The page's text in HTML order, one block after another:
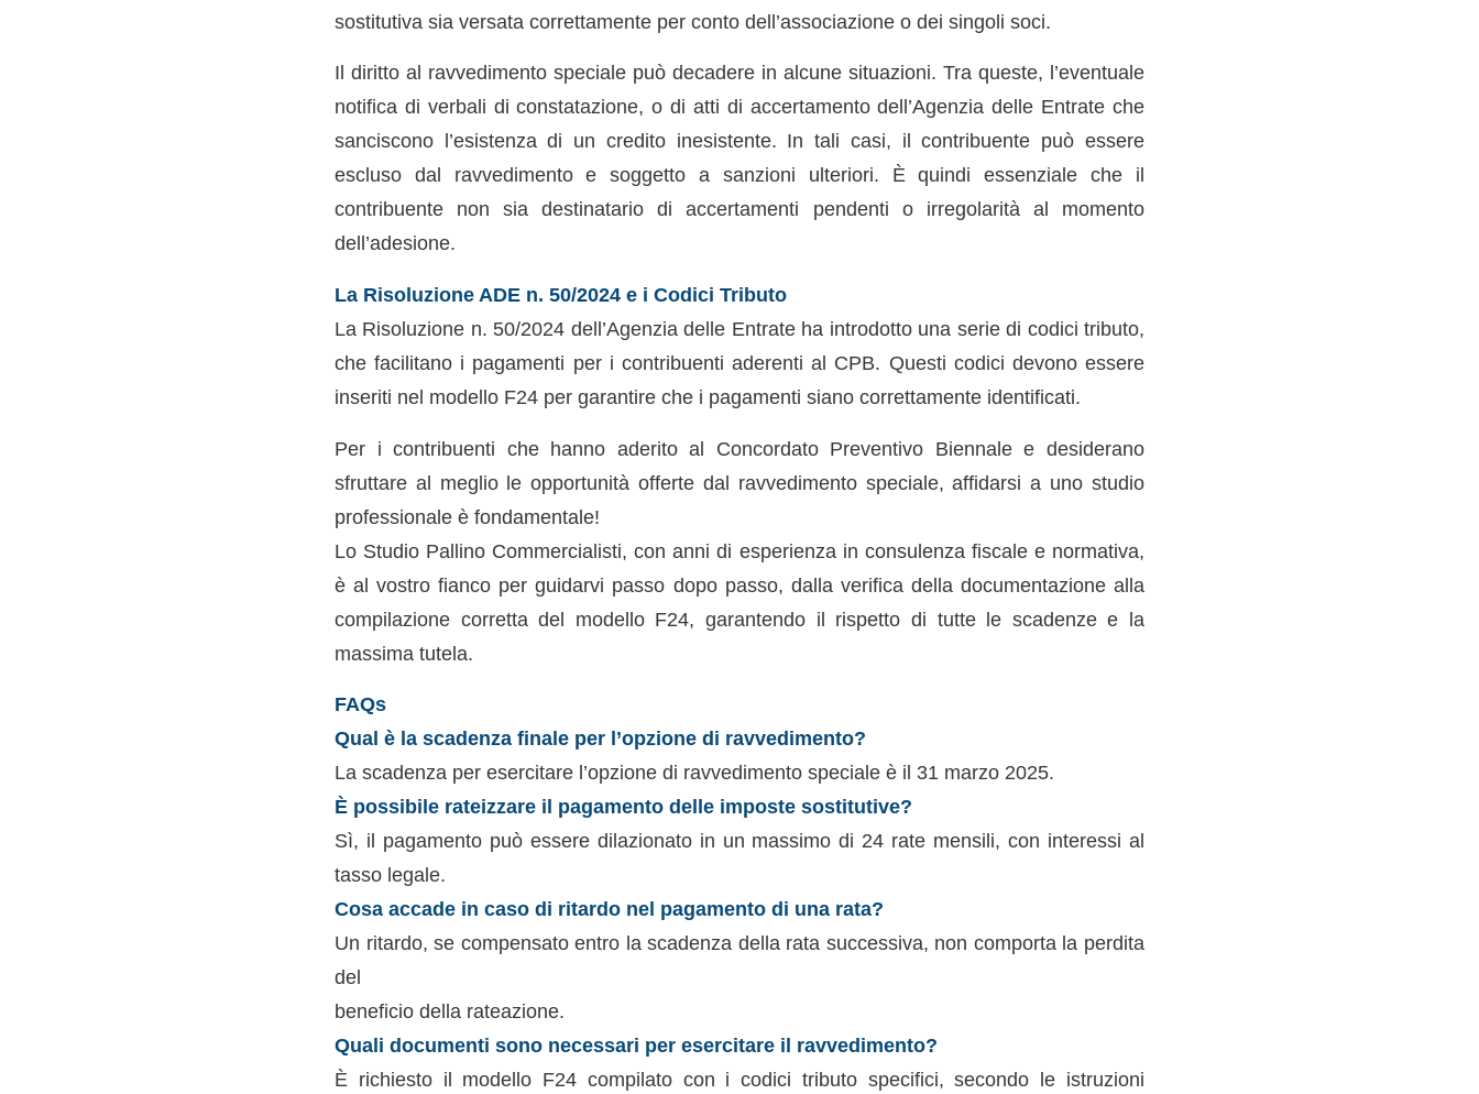
sostitutiva sia versata correttamente per conto dell’associazione o dei singoli soci.
Il diritto al ravvedimento speciale può decadere in alcune situazioni. Tra queste, l’eventuale
notifica di verbali di constatazione, o di atti di accertamento dell’Agenzia delle Entrate che
sanciscono l’esistenza di un credito inesistente. In tali casi, il contribuente può essere
escluso dal ravvedimento e soggetto a sanzioni ulteriori. È quindi essenziale che il
contribuente non sia destinatario di accertamenti pendenti o irregolarità al momento
dell’adesione.
La Risoluzione ADE n. 50/2024 e i Codici Tributo
La Risoluzione n. 50/2024 dell’Agenzia delle Entrate ha introdotto una serie di codici tributo,
che facilitano i pagamenti per i contribuenti aderenti al CPB. Questi codici devono essere
inseriti nel modello F24 per garantire che i pagamenti siano correttamente identificati.
Per i contribuenti che hanno aderito al Concordato Preventivo Biennale e desiderano
sfruttare al meglio le opportunità offerte dal ravvedimento speciale, affidarsi a uno studio
professionale è fondamentale!
Lo Studio Pallino Commercialisti, con anni di esperienza in consulenza fiscale e normativa,
è al vostro fianco per guidarvi passo dopo passo, dalla verifica della documentazione alla
compilazione corretta del modello F24, garantendo il rispetto di tutte le scadenze e la
massima tutela.
FAQs
Qual è la scadenza finale per l’opzione di ravvedimento?
La scadenza per esercitare l’opzione di ravvedimento speciale è il 31 marzo 2025.
È possibile rateizzare il pagamento delle imposte sostitutive?
Sì, il pagamento può essere dilazionato in un massimo di 24 rate mensili, con interessi al
tasso legale.
Cosa accade in caso di ritardo nel pagamento di una rata?
Un ritardo, se compensato entro la scadenza della rata successiva, non comporta la perdita
del
beneficio della rateazione.
Quali documenti sono necessari per esercitare il ravvedimento?
È richiesto il modello F24 compilato con i codici tributo specifici, secondo le istruzioni